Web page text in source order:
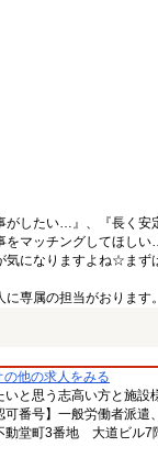
がしたい…』、『長く
マッチングしてほしい
気になりますよね☆ま
専属の担当がおりま
他の求人をみる
いと思う志高い方と施
可番号】一般労働者派
動堂町3番地 大道ビル7